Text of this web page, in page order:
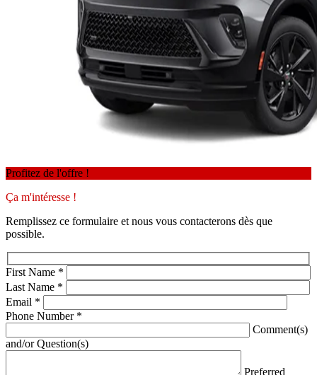
Profitez de l'offre !
Ça m'intéresse !
Remplissez ce formulaire et nous vous contacterons dès que
possible.
First Name *
Last Name *
Email *
Phone Number *
Comment(s)
and/or Question(s)
Preferred